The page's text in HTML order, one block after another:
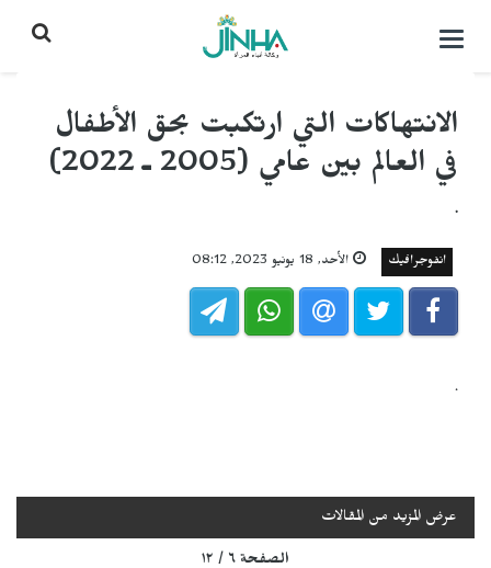
التحكم
الانتهاكات التي ارتكبت بحق الأطفال
في العالم بين عامي (2005 ـ 2022)
.
انفوجرافيك الأحد, 18 يونيو 2023, 08:12
.
عرض المزيد من المقالات
الصفحة ٦ / ١٢